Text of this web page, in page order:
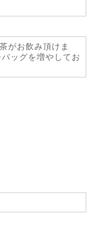
がお飲み頂けま
ッグを増やしてお